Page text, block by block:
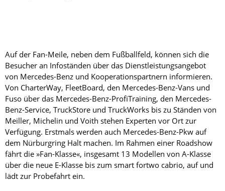
Auf der Fan-Meile, neben dem Fußballfeld, können sich die
Besucher an Infoständen über das Dienstleistungsangebot
von Mercedes-Benz und Kooperationspartnern informieren.
Von CharterWay, Fleet­Board, den Mercedes-Benz-Vans und
Fuso über das Mercedes-Benz-ProfiTraining, den Mercedes-
Benz-Service, TruckStore und TruckWorks bis zu Ständen von
Meiller, Michelin und Voith stehen Experten vor Ort zur
Verfügung. Erstmals werden auch Mercedes-Benz-Pkw auf
dem Nürburgring Halt machen. Im Rahmen einer Road­show
fährt die »Fan-Klasse«, insgesamt 13 Modellen von A-Klasse
über die neue E-Klasse bis zum smart fortwo cabrio, auf und
lädt zur Probefahrt ein.